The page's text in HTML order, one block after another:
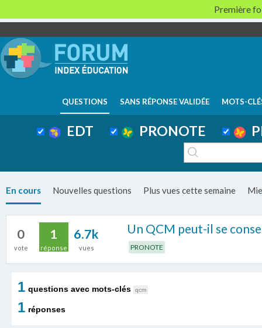
QUESTIONS SANS RÉPONSE VALIDÉE MOTS-
EDT PRONOTE
En cours Nouvelles questions Plus vues cette semaine
0
vote
1
réponse
6.7k
vues
Un QCM peut-il se
PRONOTE
1 questions avec mots-clés qcm
1 réponses
Première